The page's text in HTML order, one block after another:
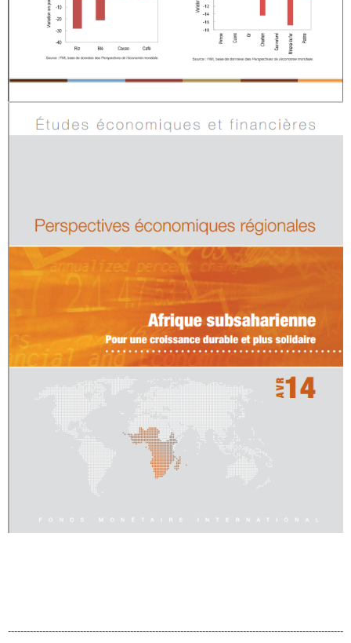
-----------------------------------------------------------------------------------------------------------